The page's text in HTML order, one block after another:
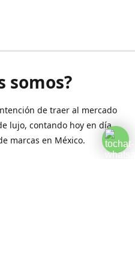
somos?
de traer al mercado
lujo, contando hoy en día
marcas en México.